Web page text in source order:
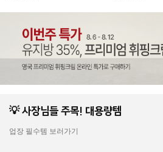
💡 사장님들 주목! 대용량템
업장 필수템 보러가기